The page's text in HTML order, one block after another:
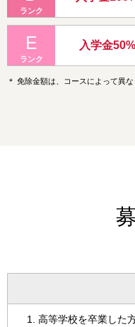
ランク
E
ランク
入学金
＊ 免除金額は、コースによって異
高等学校を卒業した